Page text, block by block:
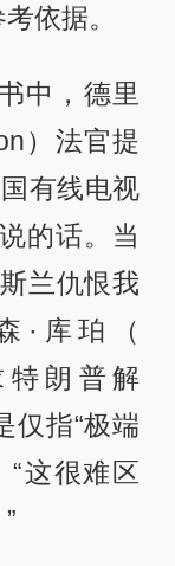
依据。
中，德里
）法官提
有线电视
的话。当
兰仇恨我
·库珀（
特朗普解
仅指“极端
“这很难区